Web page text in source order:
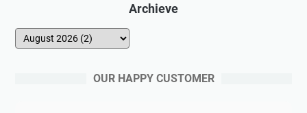
Archieve
OUR HAPPY CUSTOMER